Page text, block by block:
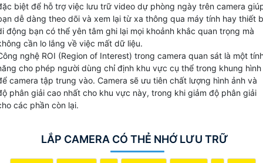
biệt để hỗ trợ việc lưu trữ video dự phòng ngày trên camera
dễ dàng theo dõi và xem lại từ xa thông qua máy tính hay thiết
động bạn có thể yên tâm ghi lại mọi khoảnh khắc quan trọng mà
cần lo lắng về việc mất dữ liệu.
nghệ ROI (Region of Interest) trong camera quan sát là một
cho phép người dùng chỉ định khu vực cụ thể trong khung hình
camera tập trung vào. Camera sẽ ưu tiên chất lượng hình ảnh và
phân giải cao nhất cho khu vực này, trong khi giảm độ phân giải
các phần còn lại.
LẮP CAMERA CÓ THẺ NHỚ LƯU TRỮ